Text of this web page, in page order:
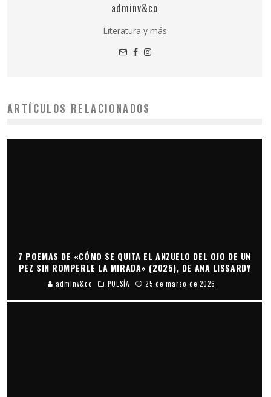
adminv&co
Literatura y más
ARTÍCULOS RELACIONADOS
7 POEMAS DE «CÓMO SE QUITA EL ANZUELO DEL OJO DE UN
PEZ SIN ROMPERLE LA MIRADA» (2025), DE ANA LISSARDY
adminv&co POESÍA 25 de marzo de 2026